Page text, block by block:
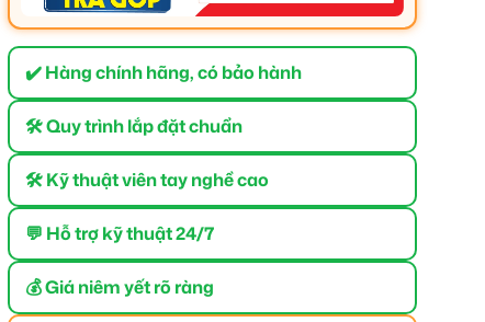
✔️ Hàng chính hãng, có bảo hành
🛠 Quy trình lắp đặt chuẩn
🛠 Kỹ thuật viên tay nghề cao
💬 Hỗ trợ kỹ thuật 24/7
💰 Giá niêm yết rõ ràng